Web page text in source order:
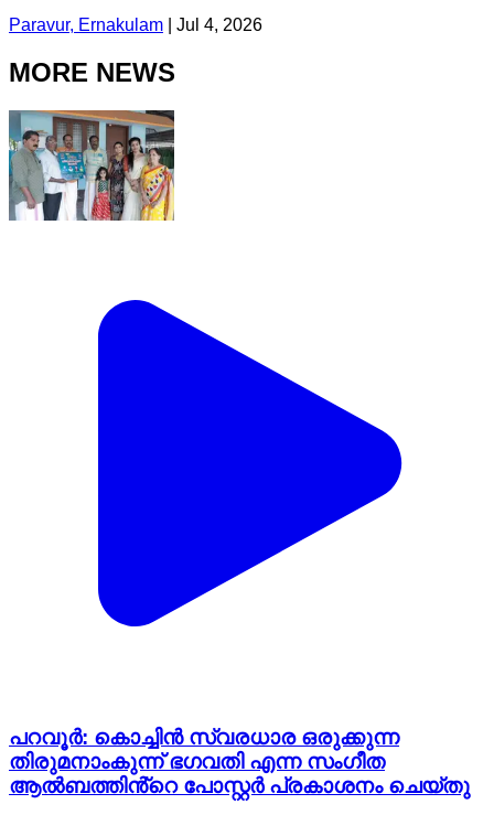
Paravur, Ernakulam Jul 4, 2026
MORE NEWS
പറവൂർ: കൊച്ചിൻ സ്വരധാര ഒരുക്കുന്ന
തിരുമനാംകുന്ന് ഭഗവതി എന്ന സംഗീത
ആൽബത്തിൻ്റെ പോസ്റ്റർ പ്രകാശനം ചെയ്തു